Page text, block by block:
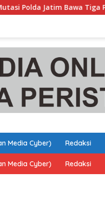
Tiga Pejabat Polresta
Media Cyber) Redaksi
Media Cyber) Redaksi